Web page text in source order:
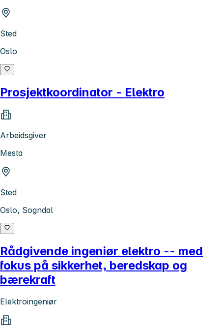
Sted
Oslo
Prosjektkoordinator - Elektro
Arbeidsgiver
Mesta
Sted
Oslo, Sogndal
Rådgivende ingeniør elektro -- med
fokus på sikkerhet, beredskap og
bærekraft
Elektroingeniør